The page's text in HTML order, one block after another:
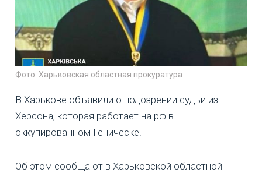
Фото: Харьковская областная прокуратура
В Харькове объявили о подозрении судьи из
Херсона, которая работает на рф в
оккупированном Геническе.
Об этом сообщают в Харьковской областной